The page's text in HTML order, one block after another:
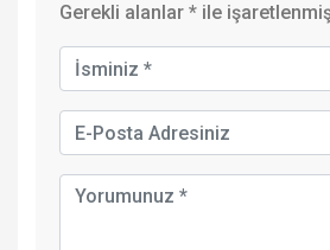
Gerekli alanlar * ile